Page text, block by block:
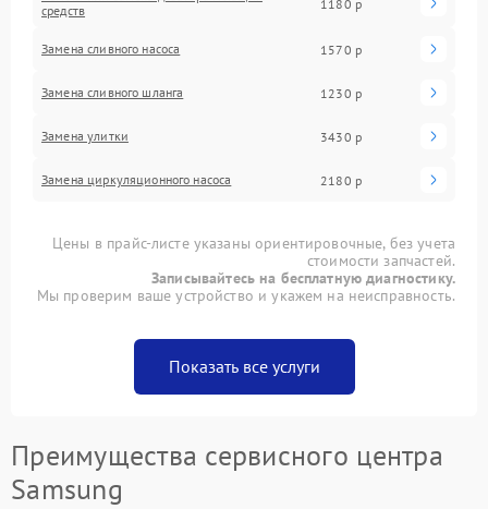
средств
1180 р
Замена сливного насоса 1570 р
Замена сливного шланга 1230 р
Замена улитки 3430 р
Замена циркуляционного насоса 2180 р
Цены в прайс-листе указаны ориентировочные, без учета
стоимости запчастей.
Записывайтесь на бесплатную диагностику.
Мы проверим ваше устройство и укажем на неисправность.
Показать все услуги
Преимущества сервисного центра
Samsung